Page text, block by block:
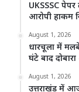
UKSSSC
आरोपी हाकम
August 1, 2026
धारचूला में
घंटे बाद
August 1, 2026
उत्तराखंड में